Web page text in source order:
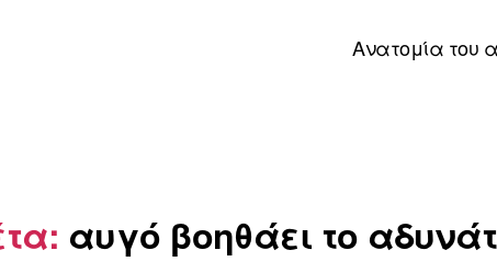
Ανατομία του
αυγό βοηθάει το